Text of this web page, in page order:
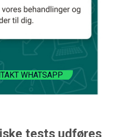
WHATSAPP
tests udføres